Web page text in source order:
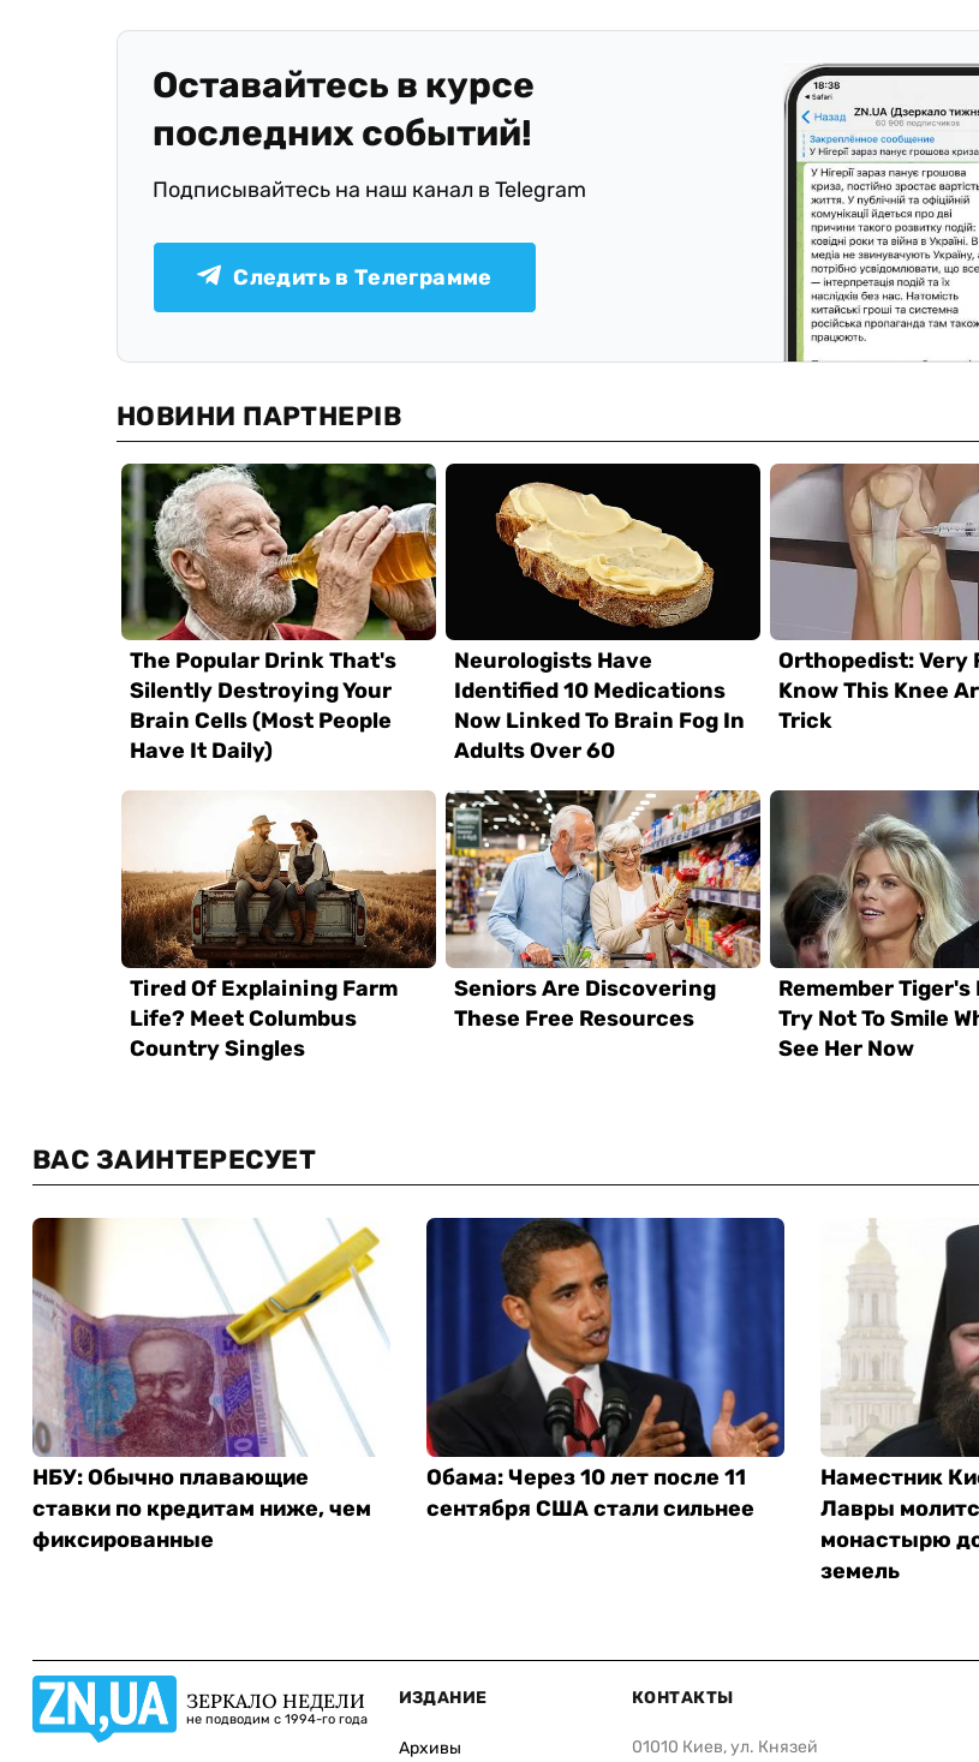
Оставайтесь в курсе
последних событий!
Подписывайтесь на наш канал в Telegram
Следить в Телеграмме
ВАС ЗАИНТЕРЕСУЕТ
НБУ: Обычно плавающие
ставки по кредитам ниже, чем
фиксированные
Обама: Через 10 лет после 11
сентября США стали сильнее
Наместник
Лавры
монастырю
земель
ЗЕРКАЛО НЕДЕЛИ
не подводим с 1994-го года
ИЗДАНИЕ
Архивы
КОНТАКТЫ
01010 Киев, ул. Князей